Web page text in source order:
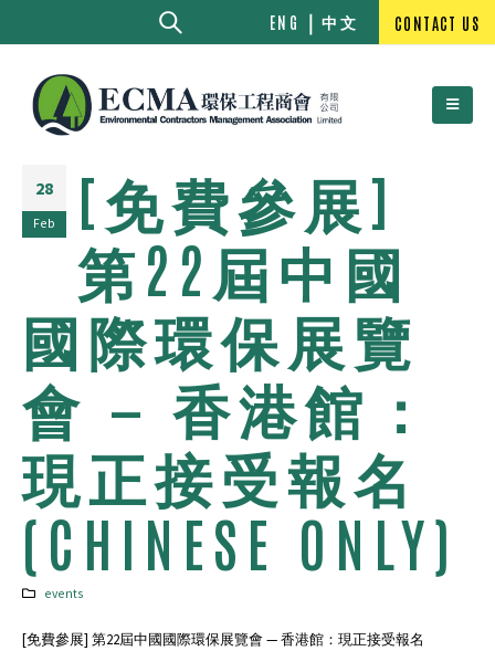
ENG 中文 CONTACT US
28
Feb
[免費參展]
第22屆中國
國際環保展覽
會 — 香港館：
現正接受報名
(CHINESE ONLY)
events
[免費參展] 第22屆中國國際環保展覽會 — 香港館：現正接受報名